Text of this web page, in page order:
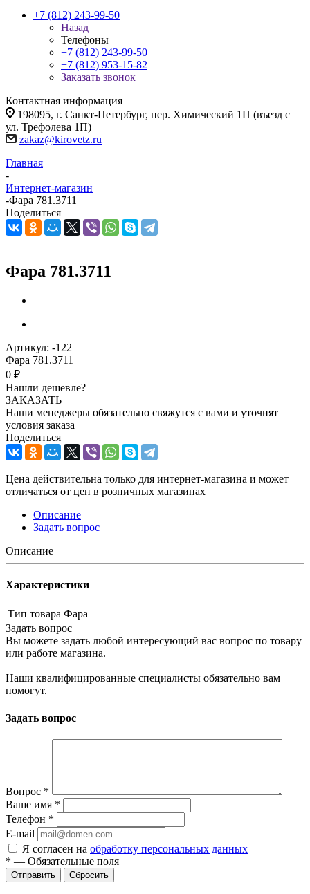
+7 (812) 243-99-50
Назад
Телефоны
+7 (812) 243-99-50
+7 (812) 953-15-82
Заказать звонок
Контактная информация
198095, г. Санкт-Петербург, пер. Химический 1П (въезд с
ул. Трефолева 1П)
zakaz@kirovetz.ru
Главная
-
Интернет-магазин
-Фара 781.3711
Поделиться
Фара 781.3711
Артикул: -122
Фара 781.3711
0 ₽
Нашли дешевле?
ЗАКАЗАТЬ
Наши менеджеры обязательно свяжутся с вами и уточнят
условия заказа
Поделиться
Цена действительна только для интернет-магазина и может
отличаться от цен в розничных магазинах
Описание
Задать вопрос
Описание
Характеристики
Тип товара Фара
Задать вопрос
Вы можете задать любой интересующий вас вопрос по товару
или работе магазина.
Наши квалифицированные специалисты обязательно вам
помогут.
Задать вопрос
Вопрос *
Ваше имя *
Телефон *
E-mail
Я согласен на обработку персональных данных
* — Обязательные поля
Сбросить